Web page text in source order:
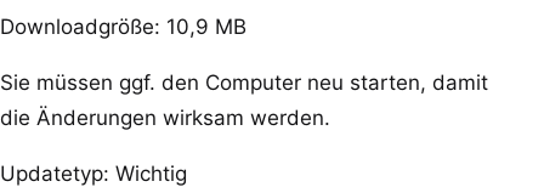
Downloadgröße: 10,9 MB
Sie müssen ggf. den Computer neu starten, damit
die Änderungen wirksam werden.
Updatetyp: Wichtig